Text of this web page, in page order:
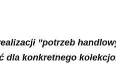
”potrzeb
dla konkretnego